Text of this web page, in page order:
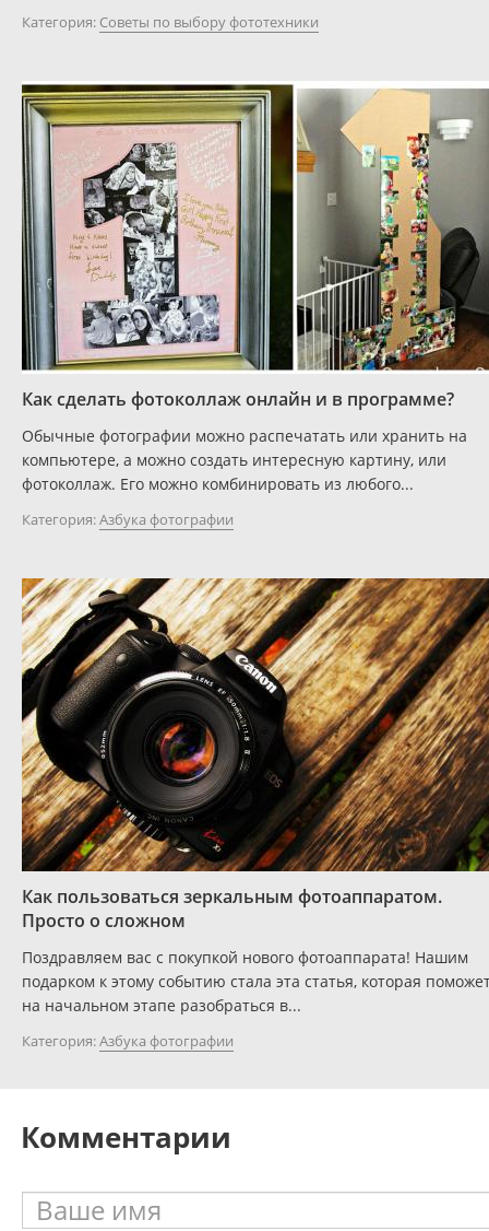
Категория: Советы по выбору фототехники
Как сделать фотоколлаж онлайн и в программе?
Обычные фотографии можно распечатать или хранить на
компьютере, а можно создать интересную картину, или
фотоколлаж. Его можно комбинировать из любого...
Категория:Азбука фотографии
Как пользоваться зеркальным фотоаппаратом.
Просто о сложном
Поздравляем вас с покупкой нового фотоаппарата! Нашим
подарком к этому событию стала эта статья, которая
на начальном этапе разобраться в...
Категория:Азбука фотографии
Комментарии